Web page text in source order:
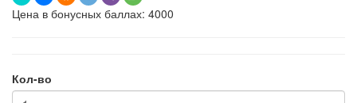
Цена в бонусных баллах: 4000
Кол-во